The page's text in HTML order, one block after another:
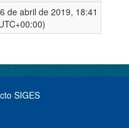
de abril de 2019, 18:41
SIGES